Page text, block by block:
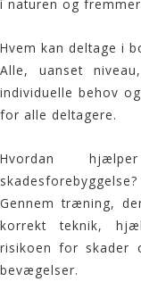
i naturen og
Hvem kan deltage i
Alle, uanset
individuelle behov
for alle deltagere.
Hvordan
skadesforebyggelse?
Gennem træning,
korrekt teknik,
risikoen for skader
bevægelser.